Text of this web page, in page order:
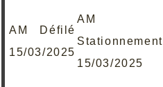
AM Défilé
15/03/2025
AM
Stationnement
15/03/2025